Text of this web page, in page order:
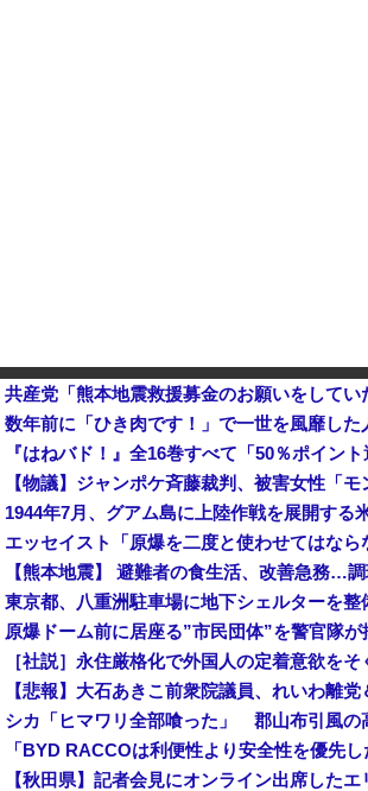
1944年7月、グアム島に上陸作戦を展開する
［社説］永住厳格化で外国人の定着意欲をそ
シカ「ヒマワリ全部喰った」 郡山布引風の